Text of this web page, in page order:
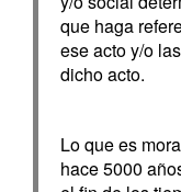
que haga
ese acto y/o
dicho acto.
Lo que es
hace 5000